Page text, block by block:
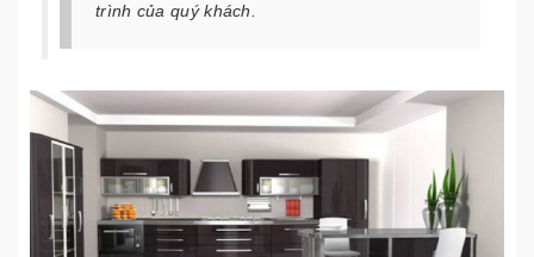
trình của quý khách.